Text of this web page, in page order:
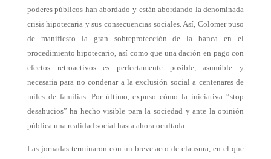
poderes públicos han abordado y están abordando la denominada
crisis hipotecaria y sus consecuencias sociales. Así, Colomer puso
de manifiesto la gran sobreprotección de la banca en el
procedimiento hipotecario, así como que una dación en pago con
efectos retroactivos es perfectamente posible, asumible y
necesaria para no condenar a la exclusión social a centenares de
miles de familias. Por último, expuso cómo la iniciativa “stop
desahucios” ha hecho visible para la sociedad y ante la opinión
pública una realidad social hasta ahora ocultada.
Las jornadas terminaron con un breve acto de clausura, en el que